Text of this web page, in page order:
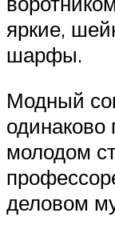
яркие,
шарфы.
Модный
одинаково
молодом
деловом